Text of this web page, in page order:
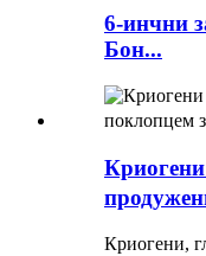
6-инчни
Бон...
Криогени
Криогени,